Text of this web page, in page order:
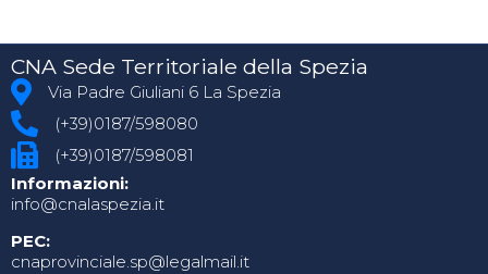
CNA Sede Territoriale della Spezia
Via Padre Giuliani 6 La Spezia
(+39)0187/598080
(+39)0187/598081
Informazioni:
info@cnalaspezia.it
PEC:
cnaprovinciale.sp@legalmail.it